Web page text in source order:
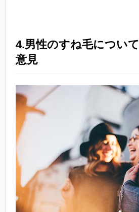
4.男性のすね毛につい
意見